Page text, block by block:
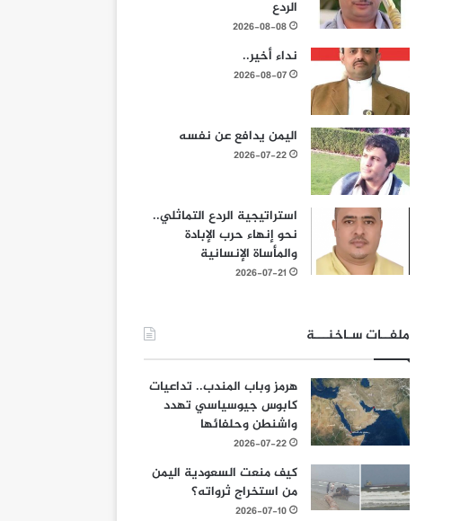
الردع
2026-08-08
نداء أخير..
2026-08-07
اليمن يدافع عن نفسه
2026-07-22
استراتيجية الردع التماثلي..
نحو إنهاء حرب الإبادة
والمأساة الإنسانية
2026-07-21
ملفــات سـاخنـــة
هرمز وباب المندب.. تداعيات
كابوس جيوسياسي تهدد
واشنطن وحلفائها
2026-07-22
كيف منعت السعودية اليمن
من استخراج ثرواته؟
2026-07-10